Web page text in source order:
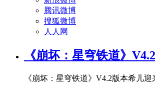
腾讯微博
搜狐微博
人人网
《崩坏：星穹铁道》
《崩坏：星穹铁道》V4.2版本希儿